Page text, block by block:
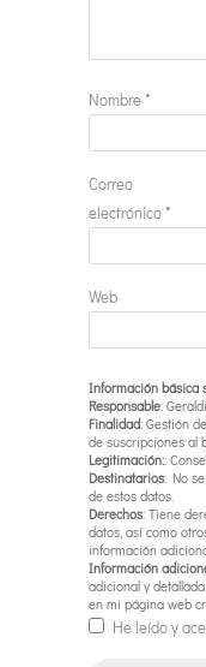
Nombre*
Correo
electrónico*
Web
Información básica
Responsable:
Finalidad: Gestión
de suscripciones al
Legitimación::
Destinatarios: No
de estos datos.
Derechos: Tiene
datos, así como
información
Información
adicional y
en mi página web
He leído y